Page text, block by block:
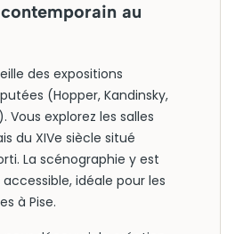
au
des expositions
(Hopper, Kandinsky,
Vous explorez les salles
du XIVe siècle situé
La scénographie y est
idéale pour les
à Pise.